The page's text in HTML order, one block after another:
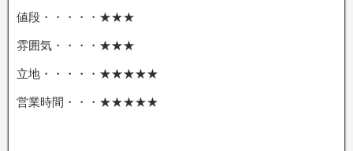
値段・・・・・★★★
雰囲気・・・・★★★
立地・・・・・★★★★★
営業時間・・・★★★★★